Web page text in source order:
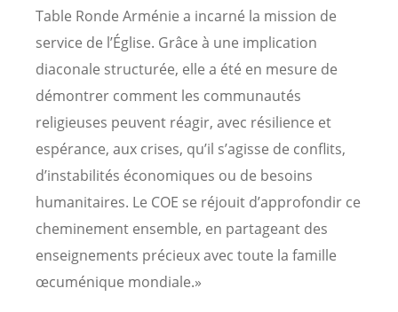
Table Ronde Arménie a incarné la mission de
service de l’Église. Grâce à une implication
diaconale structurée, elle a été en mesure de
démontrer comment les communautés
religieuses peuvent réagir, avec résilience et
espérance, aux crises, qu’il s’agisse de conflits,
d’instabilités économiques ou de besoins
humanitaires. Le COE se réjouit d’approfondir ce
cheminement ensemble, en partageant des
enseignements précieux avec toute la famille
œcuménique mondiale.»